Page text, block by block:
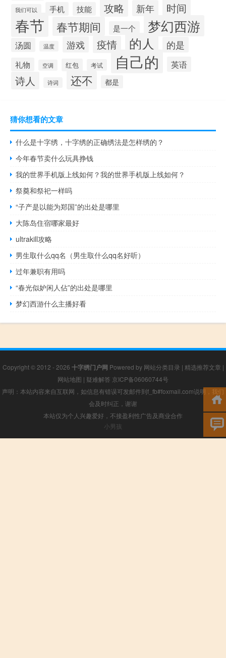
我们可以 手机 技能 攻略 新年 时间
春节 春节期间 是一个 梦幻西游
汤圆 温度 游戏 疫情 的人 的是
礼物 空调 红包 考试 自己的 英语
诗人 诗词 还不 都是
猜你想看的文章
什么是十字绣，十字绣的正确绣法是怎样绣的？
今年春节卖什么玩具挣钱
我的世界手机版上线如何？我的世界手机版上线如何？
祭奠和祭祀一样吗
“子产是以能为郑国”的出处是哪里
大陈岛住宿哪家最好
ultrakill攻略
男生取什么qq名（男生取什么qq名好听）
过年兼职有用吗
“春光似妒闲人佔”的出处是哪里
梦幻西游什么主播好看
Copyright © 2012 - 2026 十字绣门户网 Powered by 网站分类目录 | 精选推荐文章 |
网站地图 | 疑难解答 京ICP备06060744号
声明：本站内容来自互联网，如信息有错误可发邮件到f_fb#foxmail.com说明，我们
会及时纠正，谢谢
本站仅为个人兴趣爱好，不接盈利性广告及商业合作
小男孩